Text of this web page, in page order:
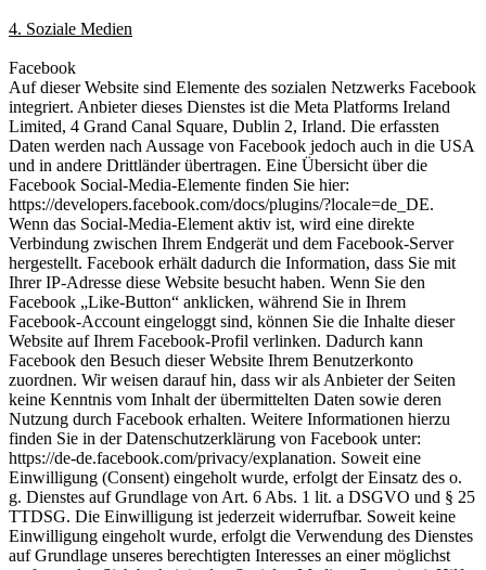
4. Soziale Medien
Facebook
Auf dieser Website sind Elemente des sozialen Netzwerks Facebook
integriert. Anbieter dieses Dienstes ist die Meta Platforms Ireland
Limited, 4 Grand Canal Square, Dublin 2, Irland. Die erfassten
Daten werden nach Aussage von Facebook jedoch auch in die USA
und in andere Drittländer übertragen. Eine Übersicht über die
Facebook Social-Media-Elemente finden Sie hier:
https://developers.facebook.com/docs/plugins/?locale=de_DE.
Wenn das Social-Media-Element aktiv ist, wird eine direkte
Verbindung zwischen Ihrem Endgerät und dem Facebook-Server
hergestellt. Facebook erhält dadurch die Information, dass Sie mit
Ihrer IP-Adresse diese Website besucht haben. Wenn Sie den
Facebook „Like-Button“ anklicken, während Sie in Ihrem
Facebook-Account eingeloggt sind, können Sie die Inhalte dieser
Website auf Ihrem Facebook-Profil verlinken. Dadurch kann
Facebook den Besuch dieser Website Ihrem Benutzerkonto
zuordnen. Wir weisen darauf hin, dass wir als Anbieter der Seiten
keine Kenntnis vom Inhalt der übermittelten Daten sowie deren
Nutzung durch Facebook erhalten. Weitere Informationen hierzu
finden Sie in der Datenschutzerklärung von Facebook unter:
https://de-de.facebook.com/privacy/explanation. Soweit eine
Einwilligung (Consent) eingeholt wurde, erfolgt der Einsatz des o.
g. Dienstes auf Grundlage von Art. 6 Abs. 1 lit. a DSGVO und § 25
TTDSG. Die Einwilligung ist jederzeit widerrufbar. Soweit keine
Einwilligung eingeholt wurde, erfolgt die Verwendung des Dienstes
auf Grundlage unseres berechtigten Interesses an einer möglichst